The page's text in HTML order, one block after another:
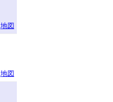
地図
地図